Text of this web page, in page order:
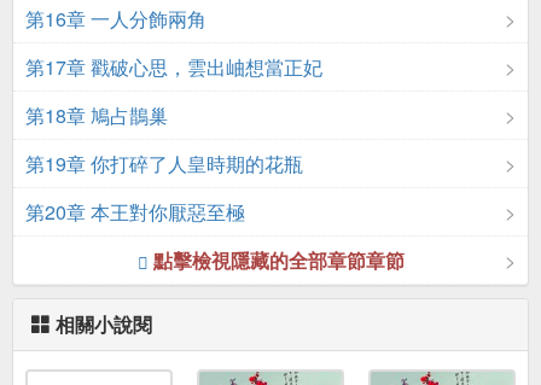
第16章 一人分飾兩角
第17章 戳破心思，雲出岫想當正妃
第18章 鳩占鵲巢
第19章 你打碎了人皇時期的花瓶
第20章 本王對你厭惡至極
點擊檢視隱藏的全部章節章節
相關小說閱